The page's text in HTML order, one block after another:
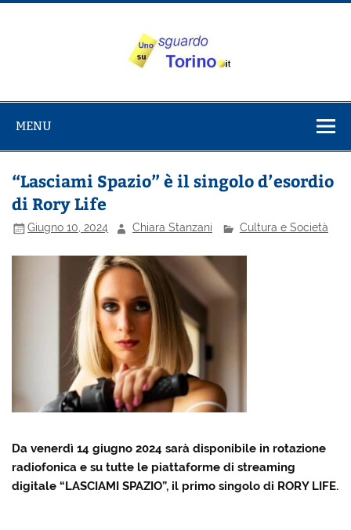
Salta
su Torino
MENU
“Lasciami Spazio” è il singolo d’esordio
di Rory Life
Giugno 10, 2024 Chiara Stanzani Cultura e Società
Da venerdì 14 giugno 2024 sarà disponibile in rotazione
radiofonica e su tutte le piattaforme di streaming
digitale “LASCIAMI SPAZIO”, il primo singolo di RORY LIFE.